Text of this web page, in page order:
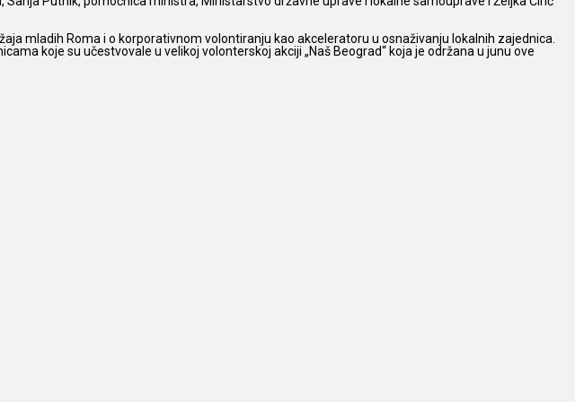
mladih Roma i o korporativnom volontiranju kao akceleratoru u osnaživanju lokalnih zajednica.
koje su učestvovale u velikoj volonterskoj akciji „Naš Beograd“ koja je održana u junu ove